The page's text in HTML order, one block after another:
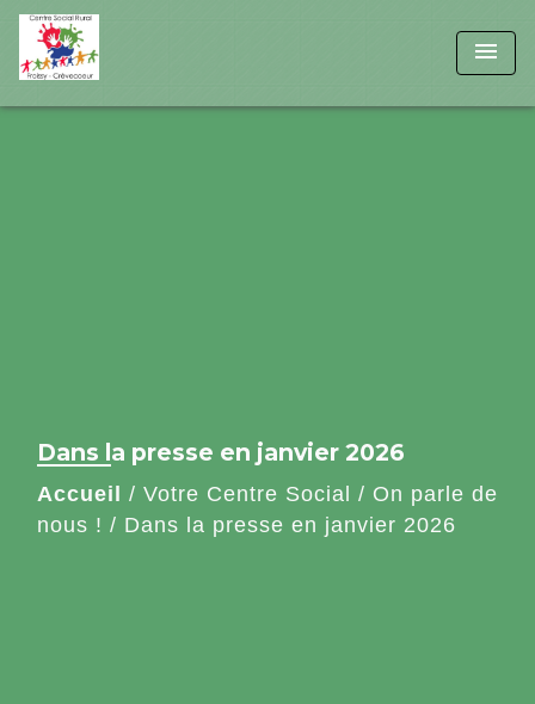
menu
Dans la presse en janvier 2026
Accueil / Votre Centre Social / On parle de
nous ! / Dans la presse en janvier 2026